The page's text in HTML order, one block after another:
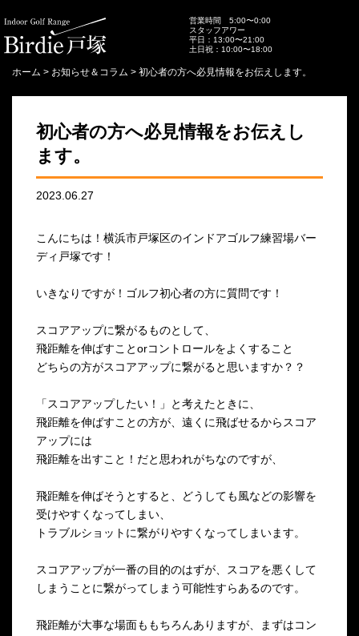
営業時間 5:00〜0:00
スタッフアワー
平日：13:00〜21:00
土日祝：10:00〜18:00
ホーム > お知らせ＆コラム > 初心者の方へ必見情報をお伝えします。
初心者の方へ必見情報をお伝えし
ます。
2023.06.27
こんにちは！ 横浜市戸塚区のインドアゴルフ練習場バー
ディ戸塚です！
いきなりですが！ゴルフ初心者の方に質問です！
スコアアップに繋がるものとして、
飛距離を伸ばすことorコントロールをよくすること
どちらの方がスコアアップに繋がると思いますか？？
「スコアアップしたい！」と考えたときに、
飛距離を伸ばすことの方が、遠くに飛ばせるからスコア
アップには
飛距離を出すこと！だと思われがちなのですが、
飛距離を伸ばそうとすると、どうしても風などの影響を
受けやすくなってしまい、
トラブルショットに繋がりやすくなってしまいます。
スコアアップが一番の目的のはずが、スコアを悪くして
しまうことに繋がってしまう可能性すらあるのです。
飛距離が大事な場面ももちろんありますが、まずはコン